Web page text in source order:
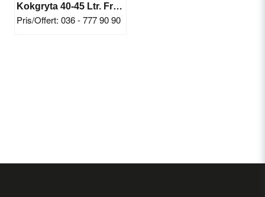
Kokgryta 40-45 Ltr. Fribergs Novlab FKN-3
Pris/Offert: 036 - 777 90 90